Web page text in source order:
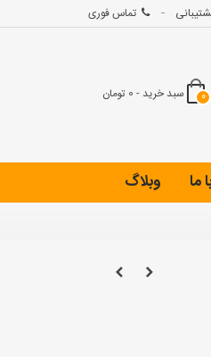
تماس فوری
0 سبد خرید - 0 تومان
ما وبلاگ